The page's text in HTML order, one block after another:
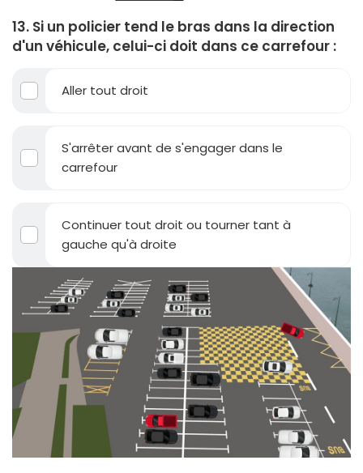
13. Si un policier tend le bras dans la direction
d'un véhicule, celui-ci doit dans ce carrefour :
Aller tout droit
S'arrêter avant de s'engager dans le
carrefour
Continuer tout droit ou tourner tant à
gauche qu'à droite